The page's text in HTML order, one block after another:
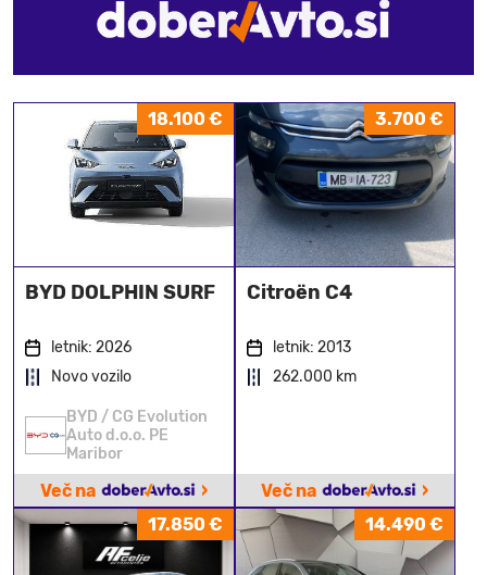
18.100 €
BYD DOLPHIN SURF
letnik: 2026
Novo vozilo
BYD / CG Evolution
Auto d.o.o. PE
Maribor
Več na ›
3.700 €
Citroën C4
letnik: 2013
262.000 km
Več na ›
17.850 € 14.490 €